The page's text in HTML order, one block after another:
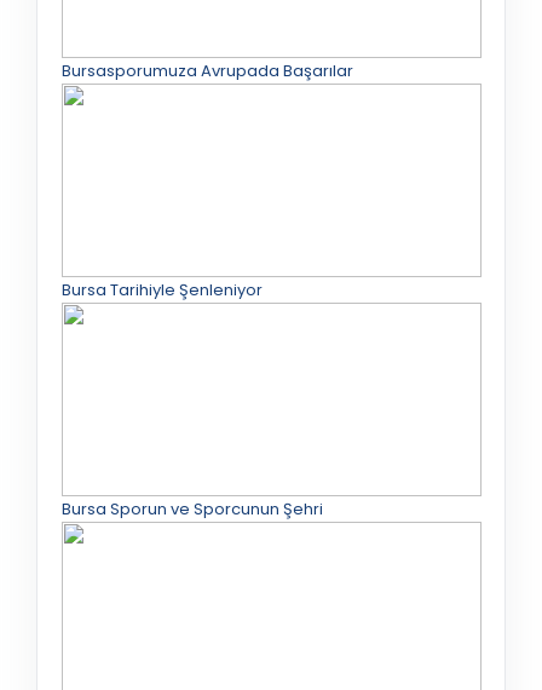
Bursasporumuza Avrupada Başarılar
Bursa Tarihiyle Şenleniyor
Bursa Sporun ve Sporcunun Şehri